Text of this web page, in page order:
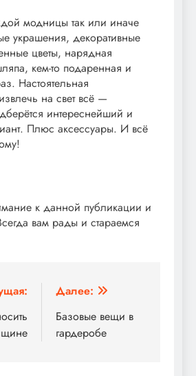
модницы так или иначе
украшения, декоративные
цветы, нарядная
кем-то подаренная и
Настоятельная
на свет всё —
интереснейший и
Плюс аксессуары. И всё
к данной публикации и
вам рады и стараемся
Далее:
Базовые вещи в
гардеробе